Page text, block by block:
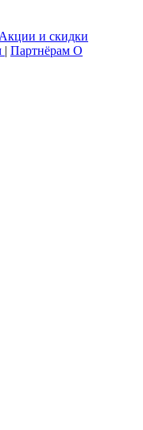
Акции и скидки
| Партнёрам О